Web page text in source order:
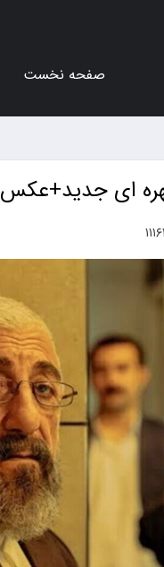
صفحه نخست
ای جدید+عکس